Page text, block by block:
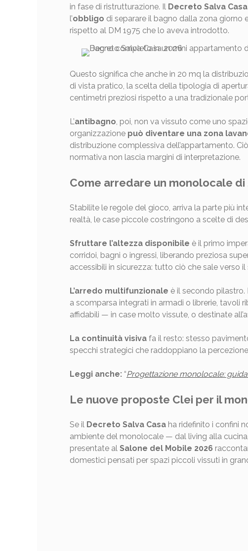
in fase di ristrutturazione. Il Decreto Salva Casa
l’obbligo di separare il bagno dalla zona
rispetto al DM 1975 che lo aveva introdotto.
Questo significa che anche in 20 mq la
di vista pratico, la scelta della tipologia di
centimetri preziosi rispetto a una tradizionale
L’antibagno , poi, non va vissuto come uno
organizzazione può diventare una zona
distribuzione complessiva dell’appartamento.
normativa non lascia margini di interpretazione.
Come arredare un monolocale
Stabilite le regole del gioco, arriva la parte più
realtà, le case piccole costringono a scelte di
Sfruttare l’altezza disponibile è il primo
corridoi, bagni o ingressi, liberando preziosa
accessibili in sicurezza: tutto ciò che sale verso
L’arredo multifunzionale è il secondo
a scomparsa integrati in armadi o librerie, tavoli
affidabili — in case molto vissute, o destinate
La continuità visivafa il resto: stesso
specchi strategici che raddoppiano la
Leggi anche:“Progettazione monolocale:
Le nuove proposte Clei per il
Se il Decreto Salva Casaha ridefinito i confini
ambiente del monolocale — dal living alla
presentate al Salone del Mobile 2026
domestici pensati per spazi piccoli vissuti in